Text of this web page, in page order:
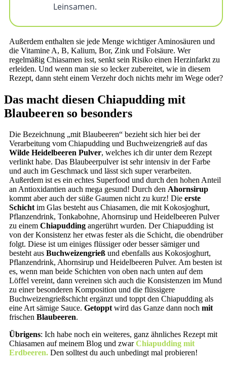
Leinsamen.
Außerdem enthalten sie jede Menge wichtiger Aminosäuren und
die Vitamine A, B, Kalium, Bor, Zink und Folsäure. Wer
regelmäßig Chiasamen isst, senkt sein Risiko einen Herzinfarkt zu
erleiden. Und wenn man sie so lecker zubereitet, wie in diesem
Rezept, dann steht einem Verzehr doch nichts mehr im Wege oder?
Das macht diesen Chiapudding mit
Blaubeeren so besonders
Die Bezeichnung „mit Blaubeeren“ bezieht sich hier bei der
Verarbeitung vom Chiapudding und Buchweizengrieß auf das
Wilde Heidelbeeren Pulver, welches ich dir unter dem Rezept
verlinkt habe. Das Blaubeerpulver ist sehr intensiv in der Farbe
und auch im Geschmack und lässt sich super verarbeiten.
Außerdem ist es ein echtes Superfood und durch den hohen Anteil
an Antioxidantien auch mega gesund! Durch den Ahornsirup
kommt aber auch der süße Gaumen nicht zu kurz! Die erste
Schichtim Glas besteht aus Chiasamen, die mit Kokosjoghurt,
Pflanzendrink, Tonkabohne, Ahornsirup und Heidelbeeren Pulver
zu einem Chiapudding angerührt wurden. Der Chiapudding ist
von der Konsistenz her etwas fester als die Schicht, die obendrüber
folgt. Diese ist um einiges flüssiger oder besser sämiger und
besteht aus Buchweizengrieß und ebenfalls aus Kokosjoghurt,
Pflanzendrink, Ahornsirup und Heidelbeeren Pulver. Am besten ist
es, wenn man beide Schichten von oben nach unten auf dem
Löffel vereint, dann vereinen sich auch die Konsistenzen im Mund
zu einer besonderen Komposition und die flüssigere
Buchweizengrießschicht ergänzt und toppt den Chiapudding als
eine Art sämige Sauce. Getopptwird das Ganze dann noch mit
frischen Blaubeeren.
Übrigens: Ich habe noch ein weiteres, ganz ähnliches Rezept mit
Chiasamen auf meinem Blog und zwarChiapudding mit
Erdbeeren. Den solltest du auch unbedingt mal probieren!